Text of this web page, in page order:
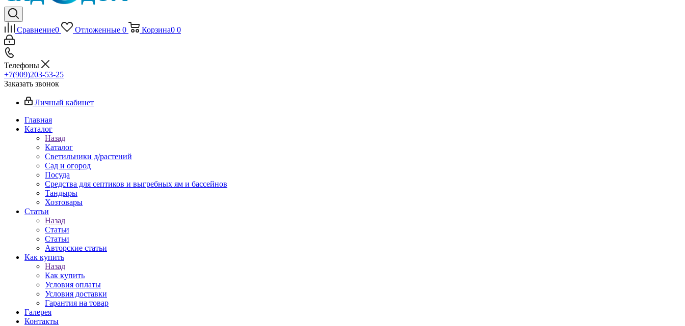
Сравнение0 Отложенные 0 Корзина0 0
Телефоны
+7(909)203-53-25
Заказать звонок
Личный кабинет
Главная
Каталог
Назад
Каталог
Светильники д/растений
Сад и огород
Посуда
Средства для септиков и выгребных ям и бассейнов
Тандыры
Хозтовары
Статьи
Назад
Статьи
Статьи
Авторские статьи
Как купить
Назад
Как купить
Условия оплаты
Условия доставки
Гарантия на товар
Галерея
Контакты